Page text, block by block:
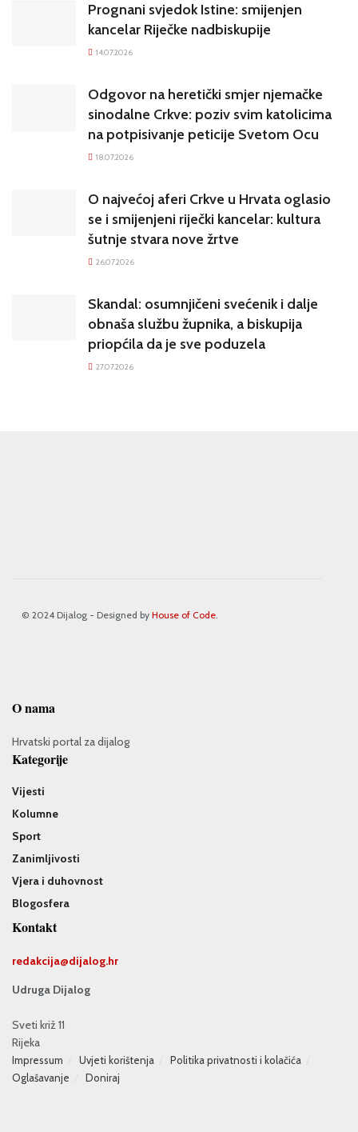
Prognani svjedok Istine: smijenjen
kancelar Riječke nadbiskupije
14.07.2026
Odgovor na heretički smjer njemačke
sinodalne Crkve: poziv svim katolicima
na potpisivanje peticije Svetom Ocu
18.07.2026
O najvećoj aferi Crkve u Hrvata oglasio
se i smijenjeni riječki kancelar: kultura
šutnje stvara nove žrtve
26.07.2026
Skandal: osumnjičeni svećenik i dalje
obnaša službu župnika, a biskupija
priopćila da je sve poduzela
27.07.2026
© 2024 Dijalog - Designed by House of Code.
O nama
Hrvatski portal za dijalog
Kategorije
Vijesti
Kolumne
Sport
Zanimljivosti
Vjera i duhovnost
Blogosfera
Kontakt
redakcija@dijalog.hr
Udruga Dijalog
Sveti križ 11
Rijeka
Impressum Uvjeti korištenja
Politika privatnosti i kolačića
Oglašavanje
Doniraj